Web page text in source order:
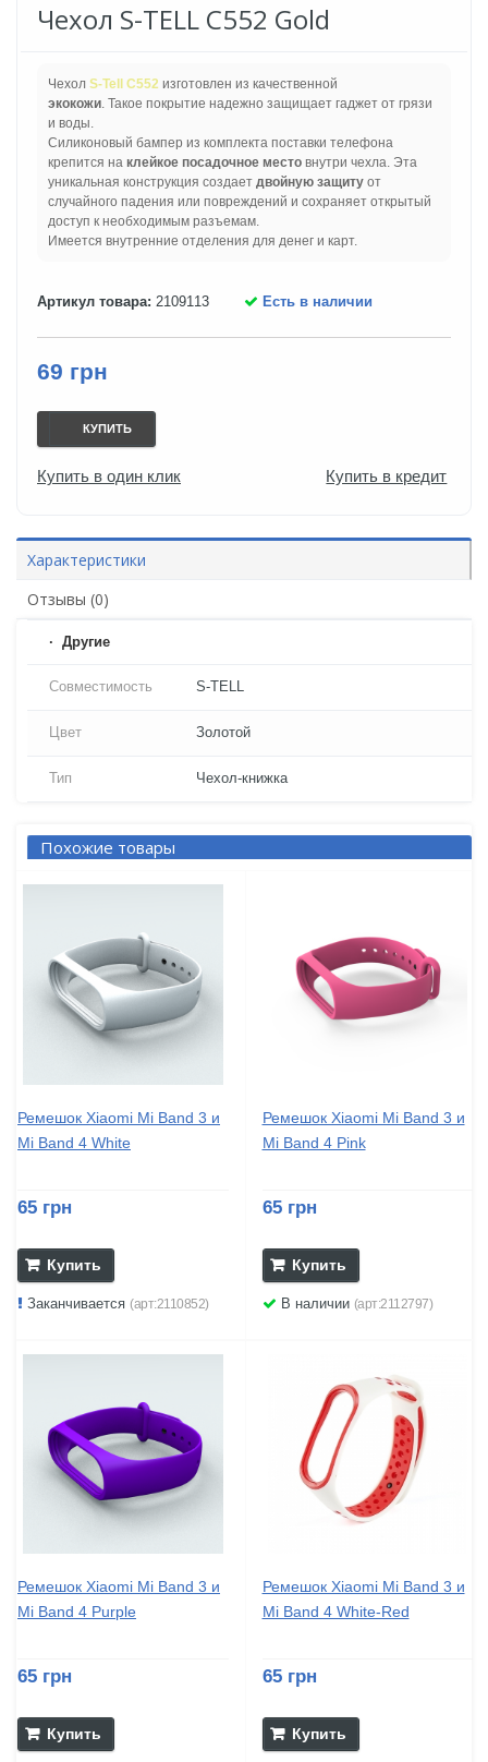
Чехол S-TELL C552 Gold
Чехол S-Tell C552 изготовлен из качественной
экокожи. Такое покрытие надежно защищает гаджет от грязи
и воды.
Силиконовый бампер из комплекта поставки телефона
крепится на клейкое посадочное место внутри чехла. Эта
уникальная конструкция создает двойную защиту от
случайного падения или повреждений и сохраняет открытый
доступ к необходимым разъемам.
Имеется внутренние отделения для денег и карт.
Артикул товара: 2109113 Есть в наличии
69 грн
КУПИТЬ
Купить в один клик Купить в кредит
Характеристики
Отзывы (0)
Другие
Совместимость S-TELL
Цвет Золотой
Тип Чехол-книжка
Похожие товары
Ремешок Xiaomi Mi Band 3 и
Mi Band 4 White
65 грн
Купить
Заканчивается (арт:2110852)
Ремешок Xiaomi Mi Band 3 и
Mi Band 4 Pink
65 грн
Купить
В наличии (арт:2112797)
Ремешок Xiaomi Mi Band 3 и
Mi Band 4 Purple
65 грн
Купить
Ремешок Xiaomi Mi Band 3 и
Mi Band 4 White-Red
65 грн
Купить